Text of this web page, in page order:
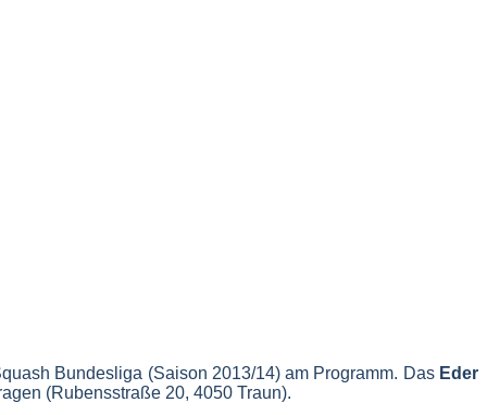
Bundesliga (Saison 2013/14) am Programm. Das Eder
(Rubensstraße 20, 4050 Traun).